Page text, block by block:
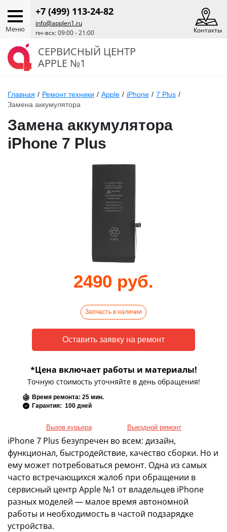
Меню
+7 (499) 113-24-82
info@applen1.ru
пн-вск: 09:00 - 21:00
Контакты
СЕРВИСНЫЙ ЦЕНТР
APPLE №1
Главная / Ремонт техники / Apple / iPhone / 7 Plus /
Замена аккумулятора
Замена аккумулятора
iPhone 7 Plus
2490 руб.
Запчасть в наличии
*Цена включает работы и материалы!
Точную стоимость уточняйте в день обращения!
Время ремонта: 25 мин.
Гарантия: 100 дней
Вызов курьера Выездной ремонт
iPhone 7 Plus безупречен во всем: дизайн,
функционал, быстродействие, качество сборки. Но и
ему может потребоваться ремонт. Одна из самых
часто встречающихся жалоб при обращении в
сервисный центр Apple №1 от владельцев iPhone
разных моделей — малое время автономной
работы и необходимость в частой подзарядке
устройства.